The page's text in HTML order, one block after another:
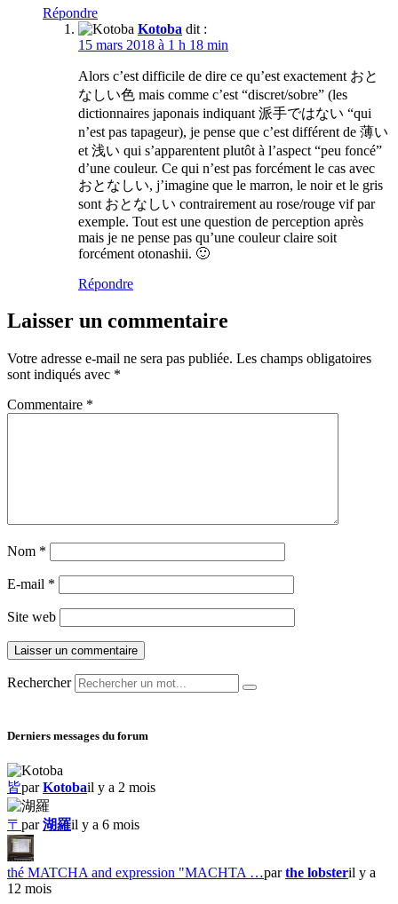
Répondre
Kotoba dit :
15 mars 2018 à 1 h 18 min
Alors c’est difficile de dire ce qu’est exactement おと
なしい色 mais comme c’est “discret/sobre” (les
dictionnaires japonais indiquant 派手ではない “qui
n’est pas tapageur), je pense que c’est différent de 薄い
et 浅い qui s’apparentent plutôt à l’aspect “peu foncé”
d’une couleur. Ce qui n’est pas forcément le cas avec
おとなしい, j’imagine que le marron, le noir et le gris
sont おとなしい contrairement au rose/rouge vif par
exemple. Tout est une question de perception après
mais je ne pense pas qu’une couleur claire soit
forcément otonashii. 🙂
Répondre
Laisser un commentaire
Votre adresse e-mail ne sera pas publiée. Les champs obligatoires
sont indiqués avec *
Commentaire *
Nom *
E-mail *
Site web
Rechercher
Derniers messages du forum
皆parKotobail y a 2 mois
〒 par湖羅il y a 6 mois
thé MATCHA and expression "MACHTA …parthe lobsteril y a
12 mois